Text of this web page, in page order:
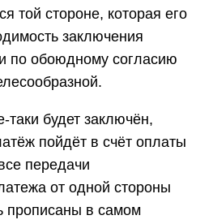
той стороне, которая его
заключения
по обоюдному согласию
таки будет заключён,
пойдёт в счёт оплаты
передачи
от одной стороны
прописаны в самом